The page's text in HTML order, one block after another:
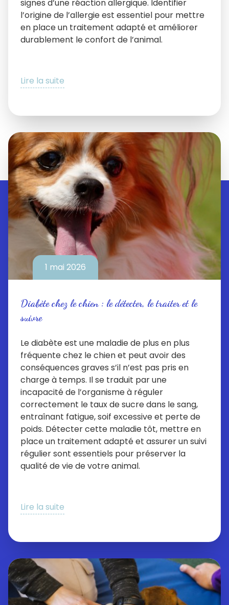
signes d’une réaction allergique. Identifier
l’origine de l’allergie est essentiel pour mettre
en place un traitement adapté et améliorer
durablement le confort de l’animal.
Lire la suite
1 mai 2026
Diabète chez le chien : le détecter, le traiter et le
suivre
Le diabète est une maladie de plus en plus
fréquente chez le chien et peut avoir des
conséquences graves s’il n’est pas pris en
charge à temps. Il se traduit par une
incapacité de l’organisme à réguler
correctement le taux de sucre dans le sang,
entraînant fatigue, soif excessive et perte de
poids. Détecter cette maladie tôt, mettre en
place un traitement adapté et assurer un suivi
régulier sont essentiels pour préserver la
qualité de vie de votre animal.
Lire la suite